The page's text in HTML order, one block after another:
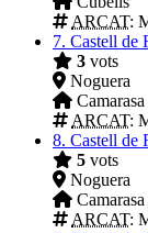
ARCAT:
7. Castell de
3 vots
Noguera
Camarasa
ARCAT:
8. Castell de
5 vots
Noguera
Camarasa
ARCAT: